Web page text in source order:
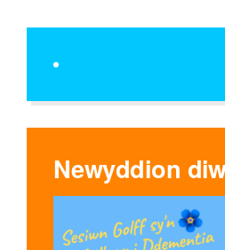
Newyddion